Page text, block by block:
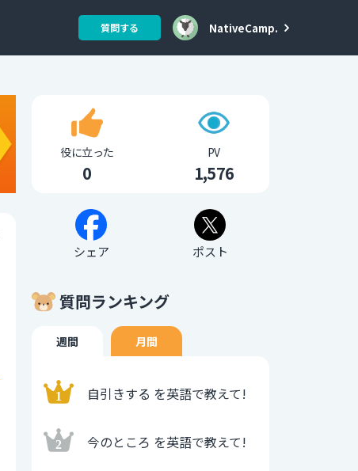
質問する NativeCamp.
役に立った
0
PV
1,576
シェア ポスト
質問ランキング
週間 月間
自引きする を英語で教えて!
今のところ を英語で教えて!